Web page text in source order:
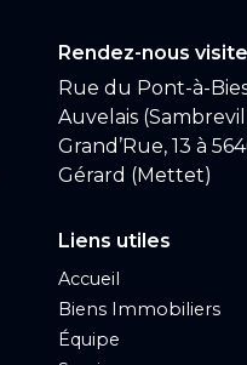
Rendez-nous visite
Rue du Pont-à-
Auvelais
Grand’Rue, 13 à
Gérard (Mettet)
Liens utiles
Accueil
Biens Immobiliers
Équipe